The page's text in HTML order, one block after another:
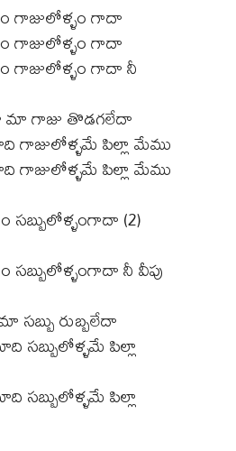
గాజులోళ్ళం గాదా
గాజులోళ్ళం గాదా
గాజులోళ్ళం గాదా నీ
గాజు తొడగలేదా
గాజులోళ్ళమే పిల్లా మేము
గాజులోళ్ళమే పిల్లా మేము
సబ్బులోళ్ళంగాదా (2)
సబ్బులోళ్ళంగాదా నీ వీపు
సబ్బు రుబ్బలేదా
సబ్బులోళ్ళమే పిల్లా
సబ్బులోళ్ళమే పిల్లా